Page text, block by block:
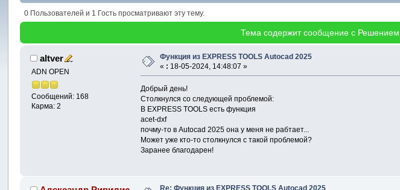
0 Пользователей и 1 Гость просматривают эту тему.
Тема содержит сообщение с Решением.
altver
ADN OPEN
Сообщений: 168
Карма: 2
Функция из EXPRESS TOOLS Autocad 2025
« : 18-05-2024, 14:48:07 »
Добрый день!
Столкнулся со следующей проблемой:
В EXPRESS TOOLS есть функция
acet-dxf
почму-то в Autocad 2025 она у меня не рабтает...
Может уже кто-то столкнулся с такой проблемой?
Заранее благодарен!
Re: Функция из EXPRESS TOOLS Autocad 2025